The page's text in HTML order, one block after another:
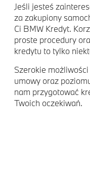
Jeśli jesteś
za zakupiony
Ci BMW Kredyt.
proste procedury
kredytu to tylko
Szerokie
umowy oraz
nam przygotować
Twoich oczekiwań.